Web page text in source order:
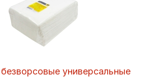
универсальные